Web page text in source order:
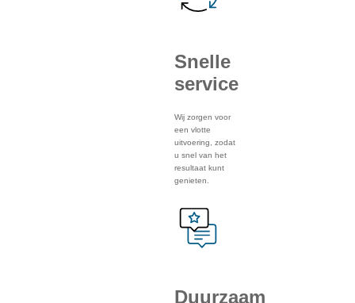
Snelle
service
Wij zorgen voor
een vlotte
uitvoering, zodat
u snel van het
resultaat kunt
genieten.
Duurzaam